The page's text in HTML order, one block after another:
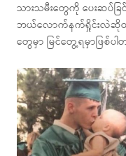
သားသမီးတွေကို ပေးဆပ်ခြင်
ဘယ်လောက်နက်ရှိုင်းလဲဆိုတာ
တွေမှာ မြင်တွေ့ရမှာဖြစ်ပ